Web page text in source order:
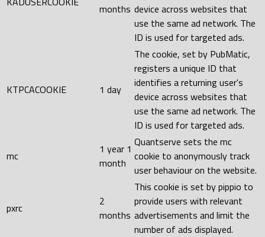
months device across websites that
use the same ad network. The
ID is used for targeted ads.
KTPCACOOKIE 1 day
The cookie, set by PubMatic,
registers a unique ID that
identifies a returning user's
device across websites that
use the same ad network. The
ID is used for targeted ads.
mc
1 year 1
month
Quantserve sets the mc
cookie to anonymously track
user behaviour on the website.
pxrc
2
months
This cookie is set by pippio to
provide users with relevant
advertisements and limit the
number of ads displayed.